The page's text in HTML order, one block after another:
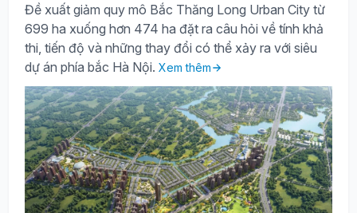
Đề xuất giảm quy mô Bắc Thăng Long Urban City từ
699 ha xuống hơn 474 ha đặt ra câu hỏi về tính khả
thi, tiến độ và những thay đổi có thể xảy ra với siêu
dự án phía bắc Hà Nội. Xem thêm